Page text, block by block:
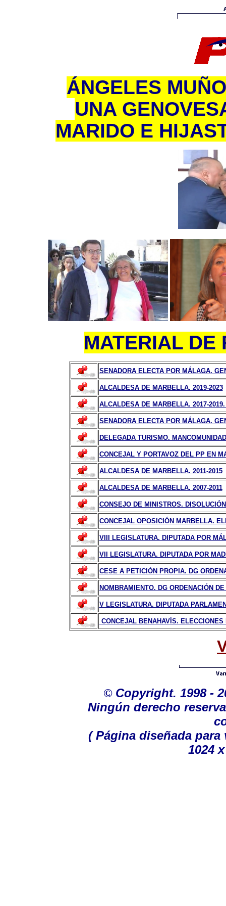
ÁNGELES
UNA
MARIDO E
MATERIAL DE
SENADORA ELECTA POR MÁLAGA.
ALCALDESA DE MARBELLA. 2019-2023
ALCALDESA DE MARBELLA. 2017-
SENADORA ELECTA POR MÁLAGA.
DELEGADA TURISMO.
CONCEJAL Y PORTAVOZ DEL PP EN
ALCALDESA DE MARBELLA. 2011-2015
ALCALDESA DE MARBELLA. 2007-2011
CONSEJO DE MINISTROS.
CONCEJAL OPOSICIÓN MARBELLA.
VIII LEGISLATURA. DIPUTADA POR
VII LEGISLATURA. DIPUTADA POR
CESE A PETICIÓN PROPIA. DG
NOMBRAMIENTO. DG ORDENACIÓN
V LEGISLATURA. DIPUTADA
CONCEJAL BENAHAVÍS.
© Copyright. 1998 -
Ningún derecho
( Página diseñada
1024